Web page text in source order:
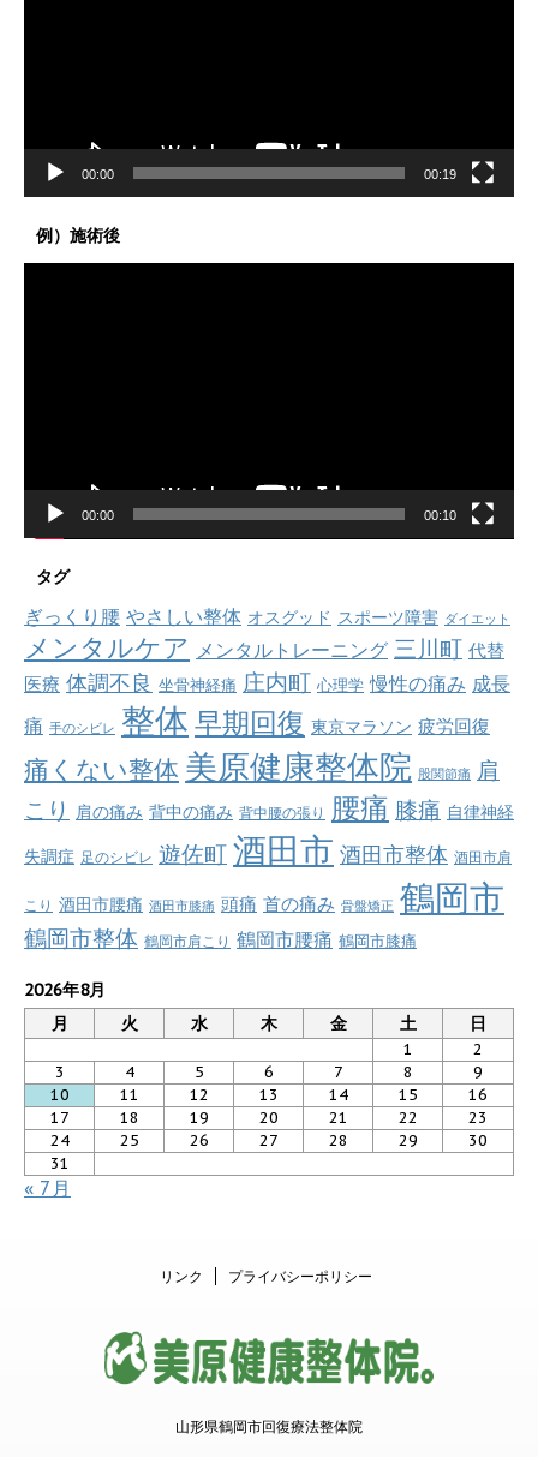
00:00 00:19
例）施術後
00:00 00:10
タグ
ぎっくり腰 やさしい整体 オスグッド スポーツ障害 ダイエット
メンタルケア メンタルトレーニング 三川町 代替
医療 体調不良 坐骨神経痛 庄内町 心理学 慢性の痛み 成長
痛 手のシビレ 整体 早期回復 東京マラソン 疲労回復
痛くない整体 美原健康整体院 股関節痛 肩
こり 肩の痛み 背中の痛み 背中腰の張り 腰痛 膝痛 自律神経
失調症 足のシビレ 遊佐町 酒田市 酒田市整体 酒田市肩
こり 酒田市腰痛 酒田市膝痛 頭痛 首の痛み 骨盤矯正 鶴岡市
鶴岡市整体 鶴岡市肩こり 鶴岡市腰痛 鶴岡市膝痛
2026年8月
月
火 水 木 金 土 日
1
2
3
4 5 6 7 8
9
10
11 12 13 14 15
16
17
18 19 20 21 22
23
24
25 26 27 28 29
30
31
« 7月
リンク プライバシーポリシー
山形県鶴岡市回復療法整体院